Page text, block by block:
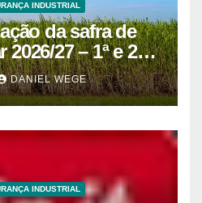
INDUSTRIAL
da safra de
27 – 1ª e 2ª
DANIEL WEGE
INDUSTRIAL